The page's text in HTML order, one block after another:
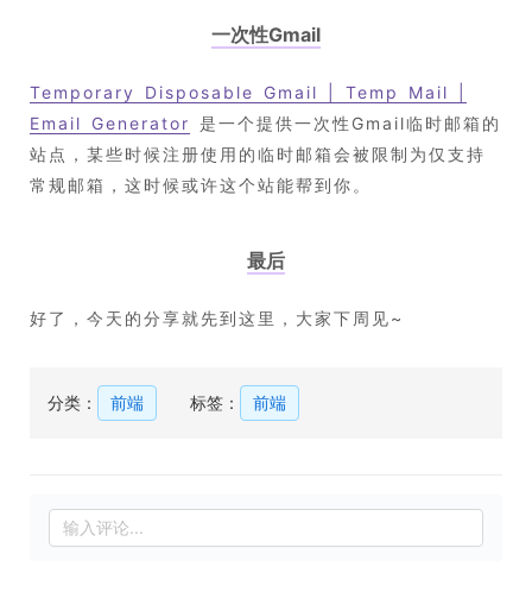
一次性Gmail
Temporary Disposable Gmail | Temp Mail |
Email Generator 是一个提供一次性Gmail临时邮箱的
站点，某些时候注册使用的临时邮箱会被限制为仅支持
常规邮箱，这时候或许这个站能帮到你。
最后
好了，今天的分享就先到这里，大家下周见~
分类： 前端 标签： 前端